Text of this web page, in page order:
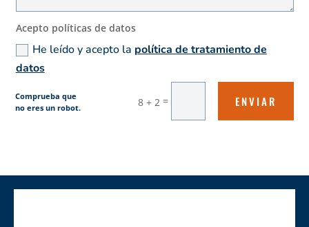
Acepto políticas de datos
He leído y acepto la política de tratamiento de
datos
8 + 2 = ENVIAR
Comprueba que
no eres un robot.